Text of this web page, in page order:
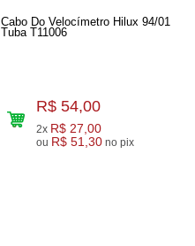
Cabo Do Velocímetro Hilux 94/01
Tuba T11006
R$ 54,00
2x R$ 27,00
ou R$ 51,30 no pix